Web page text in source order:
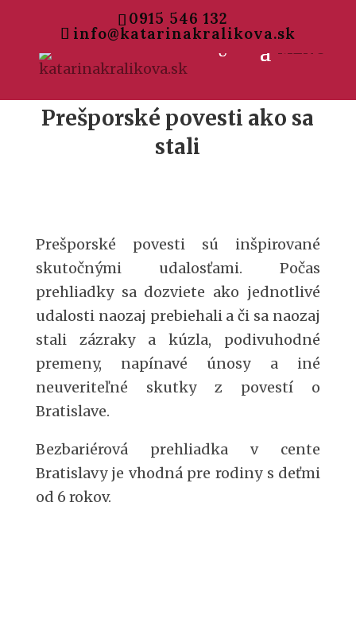
0915 546 132
info@katarinakralikova.sk
Prešporské povesti ako sa
stali
Prešporské povesti sú inšpirované
skutočnými udalosťami. Počas
prehliadky sa dozviete ako jednotlivé
udalosti naozaj prebiehali a či sa naozaj
stali zázraky a kúzla, podivuhodné
premeny, napínavé únosy a iné
neuveriteľné skutky z povestí o
Bratislave.
Bezbariérová prehliadka v cente
Bratislavy je vhodná pre rodiny s deťmi
od 6 rokov.